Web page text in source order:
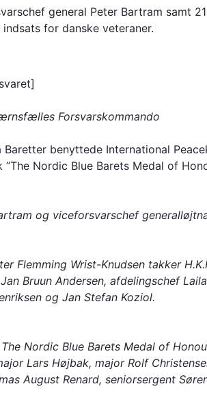
general Peter Bartram samt
for danske veteraner.
Forsvarskommando
Baretter benyttede International
Nordic Blue Barets Medal of
og viceforsvarschef
Flemming Wrist-Knudsen takker
Bruun Andersen, afdelingschef
og Jan Stefan Koziol.
Nordic Blue Barets Medal of
Lars Højbak, major Rolf
August Renard, seniorsergent